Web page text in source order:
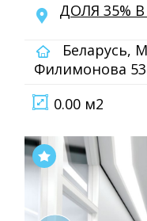
ДОЛЯ 35%
Беларусь,
Филимонова 53
0.00 м2